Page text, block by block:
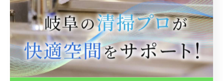
整頓・清潔・清掃・躾」という清掃5原則を単なるスロ
ーガンではなく、実際の行動指針として運用することが
重要です。現場対応への落とし込みには、それぞれの原
則を具体的な業務手順やルールに落とし込む工夫が求め
られます。